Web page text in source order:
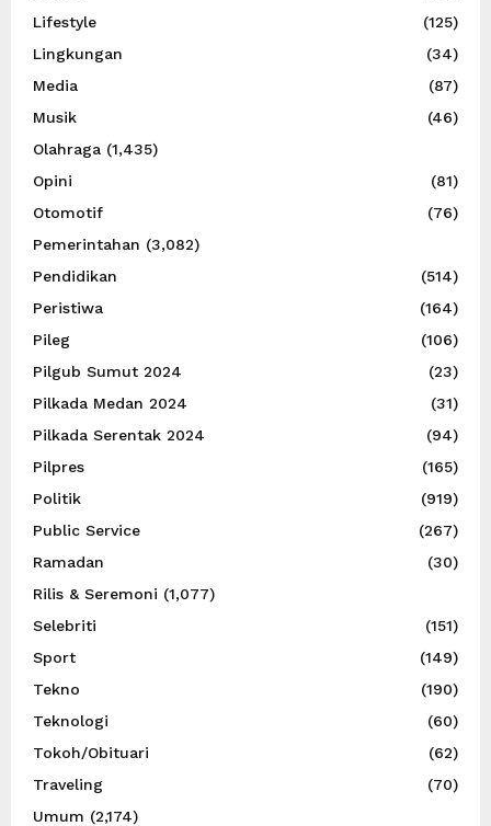
Lifestyle
(125)
Lingkungan
(34)
Media
(87)
Musik
(46)
Olahraga (1,435)
Opini
(81)
Otomotif
(76)
Pemerintahan (3,082)
Pendidikan
(514)
Peristiwa
(164)
Pileg
(106)
Pilgub Sumut 2024
(23)
Pilkada Medan 2024
(31)
Pilkada Serentak 2024
(94)
Pilpres
(165)
Politik
(919)
Public Service
(267)
Ramadan
(30)
Rilis & Seremoni (1,077)
Selebriti
(151)
Sport
(149)
Tekno
(190)
Teknologi
(60)
Tokoh/Obituari
(62)
Traveling
(70)
Umum (2,174)